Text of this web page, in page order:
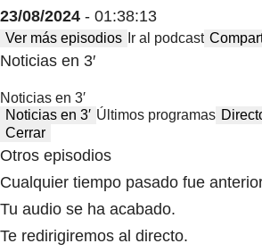
23/08/2024 - 01:38:13
Ver más episodios Ir al podcast
Noticias en 3′
Noticias en 3′
Noticias en 3′ Últimos programas
Cerrar
Otros episodios
Cualquier tiempo pasado fue
Tu audio se ha acabado.
Te redirigiremos al directo.